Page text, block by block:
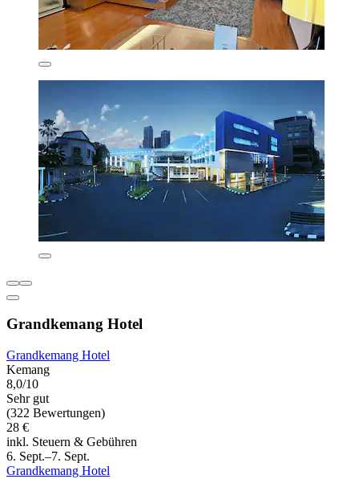
Grandkemang Hotel
Grandkemang Hotel
Kemang
8,0/10
Sehr gut
(322 Bewertungen)
28 €
inkl. Steuern & Gebühren
6. Sept.–7. Sept.
Grandkemang Hotel